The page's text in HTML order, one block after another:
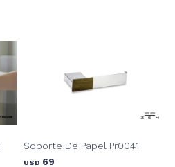
Soporte De Papel Pr0041
USD 69